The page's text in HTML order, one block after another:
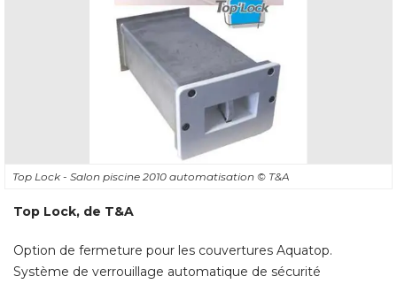
Top Lock - Salon piscine 2010 automatisation © T&A
Top Lock, de T&A
Option de fermeture pour les couvertures Aquatop.
Système de verrouillage automatique de sécurité